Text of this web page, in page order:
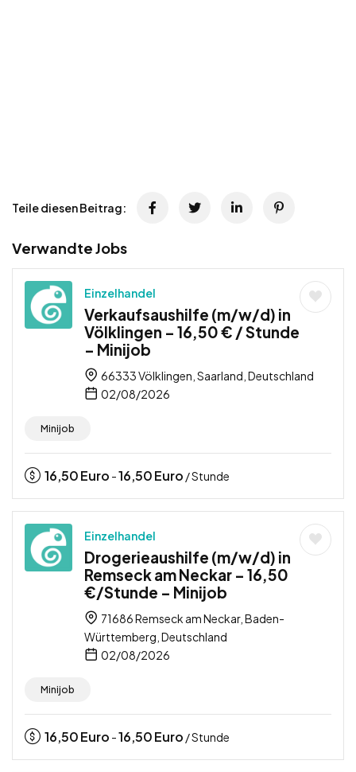
Teile diesen Beitrag:
Verwandte Jobs
Einzelhandel
Verkaufsaushilfe (m/w/d) in
Völklingen – 16,50 € / Stunde
– Minijob
66333 Völklingen, Saarland, Deutschland
02/08/2026
Minijob
16,50Euro -16,50Euro / Stunde
Einzelhandel
Drogerieaushilfe (m/w/d) in
Remseck am Neckar – 16,50
€/Stunde – Minijob
71686 Remseck am Neckar, Baden-
Württemberg, Deutschland
02/08/2026
Minijob
16,50Euro -16,50Euro / Stunde